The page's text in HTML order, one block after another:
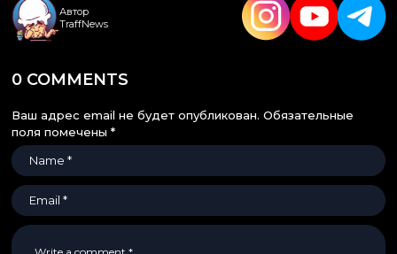
Автор
TraffNews
0 COMMENTS
Ваш адрес email не будет опубликован. Обязательные
поля помечены *